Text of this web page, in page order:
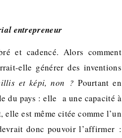
entrepreneur
et cadencé. Alors comment
elle générer des inventions
et képi, non ?Pourtant en
du pays : elle a une capacité à
est même citée comme l’un
donc pouvoir l’affirmer :